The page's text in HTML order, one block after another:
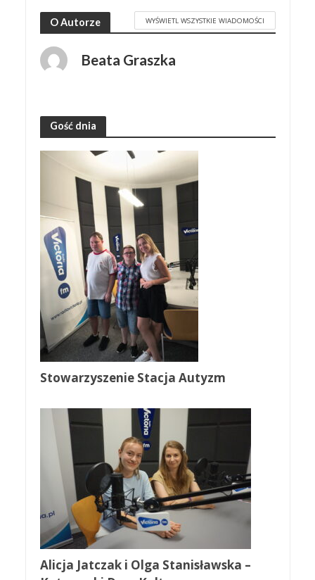
O Autorze WYŚWIETL WSZYSTKIE WIADOMOŚCI
Beata Graszka
Gość dnia
Stowarzyszenie Stacja Autyzm
Alicja Jatczak i Olga Stanisławska –